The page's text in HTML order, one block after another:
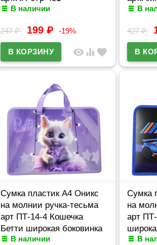
В наличии
247₽ 199 ₽ -19%
visibility equalizer favorite
В
427₽
Сумка пластик А4 Оникс
на молнии ручка-тесьма
арт ПТ-14-4 Кошечка
Бетти широкая боковинка
В наличии
Сумка
на
арт
В